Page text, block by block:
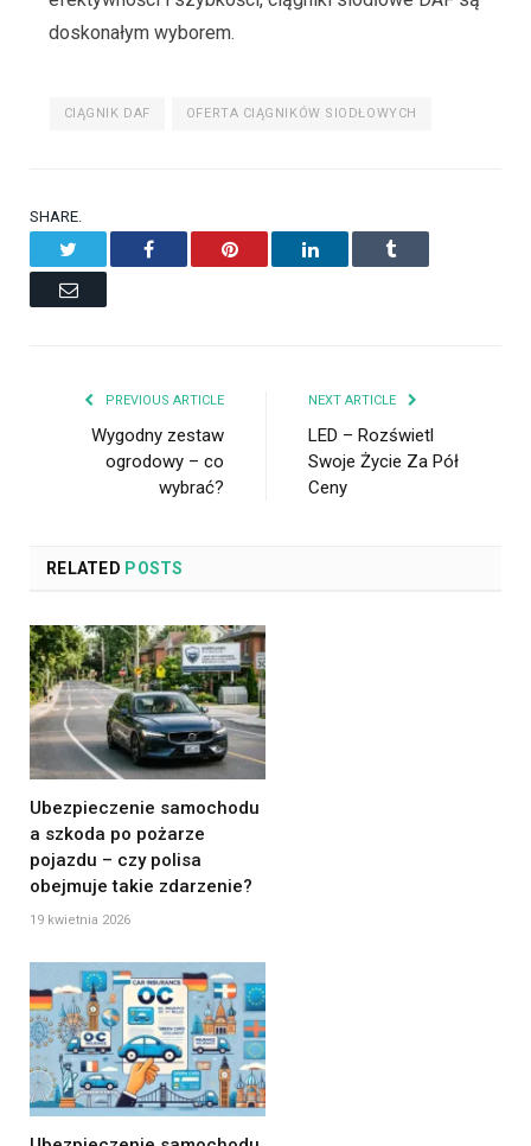
doskonałym wyborem.
CIĄGNIK DAF OFERTA CIĄGNIKÓW SIODŁOWYCH
SHARE.
Facebook Pinterest LinkedIn Tumblr
Email
PREVIOUS ARTICLE
Wygodny zestaw
ogrodowy – co
wybrać?
NEXT ARTICLE
LED – Rozświetl
Swoje Życie Za Pół
Ceny
RELATED POSTS
Ubezpieczenie samochodu
a szkoda po pożarze
pojazdu – czy polisa
obejmuje takie zdarzenie?
19 kwietnia 2026